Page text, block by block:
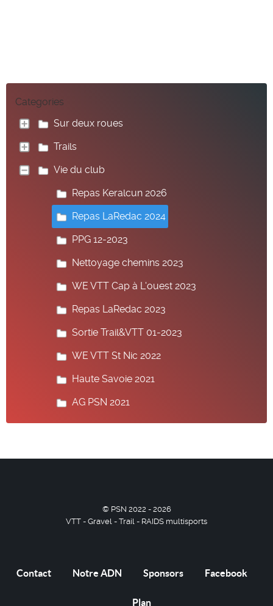
Categories
Sur deux roues
Trails
Vie du club
Repas Keralcun 2026
Repas LaRedac 2024
PPG 12-2023
Nettoyage chemins 2023
WE VTT Cap à L'ouest 2023
Repas LaRedac 2023
Sortie Trail&VTT 01-2023
WE VTT St Nic 2022
Haute Savoie 2021
AG PSN 2021
© PSN 2022 - 2026
VTT - Gravel - Trail - RAIDS multisports
Contact Notre ADN Sponsors Facebook
Plan